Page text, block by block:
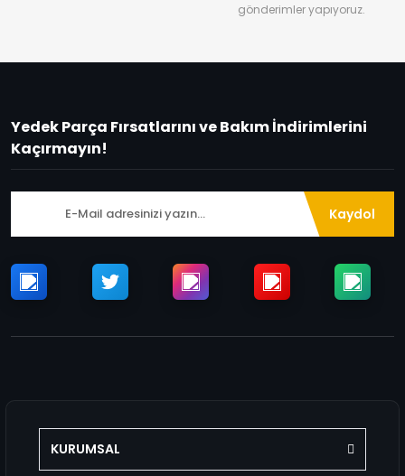
gönderimler yapıyoruz.
Yedek Parça Fırsatlarını ve Bakım İndirimlerini
Kaçırmayın!
Kaydol
KURUMSAL